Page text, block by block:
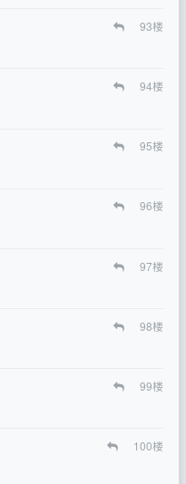
93楼
94楼
95楼
96楼
97楼
98楼
99楼
100楼